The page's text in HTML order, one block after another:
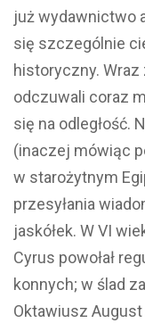
już wydawnictwo
się szczególnie
historyczny.
odczuwali coraz
się na odległość.
(inaczej mówiąc
w starożytnym
przesyłania
jaskółek. W VI
Cyrus powołał
konnych; w ślad
Oktawiusz